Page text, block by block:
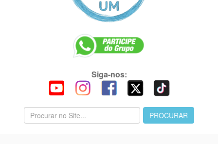
Siga-nos: